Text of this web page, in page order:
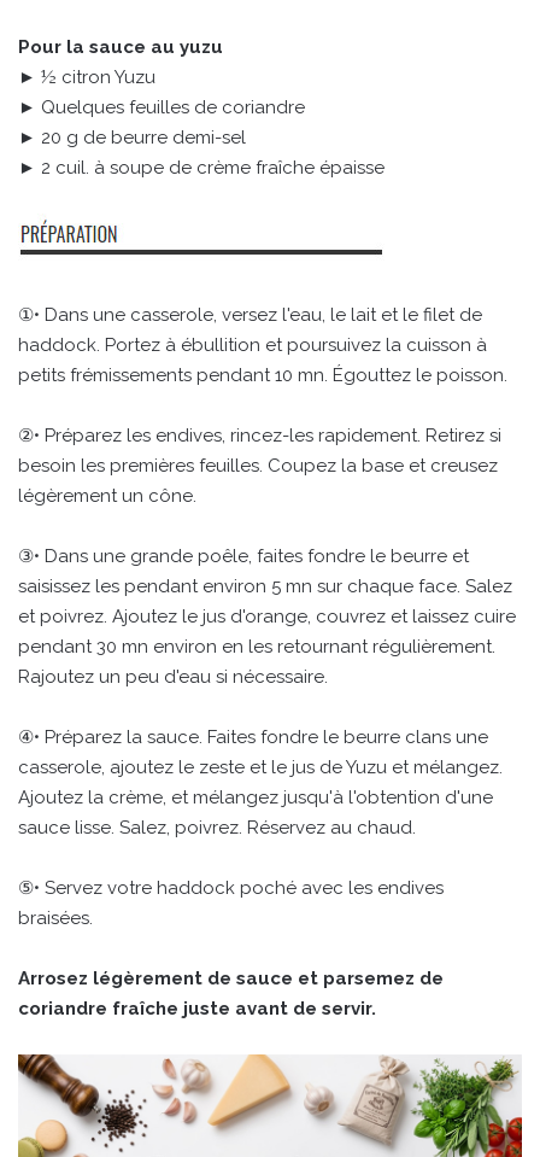
Pour la sauce au yuzu
► ½ citron Yuzu
► Quelques feuilles de coriandre
► 20 g de beurre demi-sel
► 2 cuil. à soupe de crème fraîche épaisse
①• Dans une casserole, versez l'eau, le lait et le filet de
haddock. Portez à ébullition et poursuivez la cuisson à
petits frémissements pendant 10 mn. Égouttez le poisson.
②• Préparez les endives, rincez-les rapidement. Retirez si
besoin les premières feuilles. Coupez la base et creusez
légèrement un cône.
③• Dans une grande poêle, faites fondre le beurre et
saisissez les pendant environ 5 mn sur chaque face. Salez
et poivrez. Ajoutez le jus d'orange, couvrez et laissez cuire
pendant 30 mn environ en les retournant régulièrement.
Rajoutez un peu d'eau si nécessaire.
④• Préparez la sauce. Faites fondre le beurre clans une
casserole, ajoutez le zeste et le jus de Yuzu et mélangez.
Ajoutez la crème, et mélangez jusqu'à l'obtention d'une
sauce lisse. Salez, poivrez. Réservez au chaud.
⑤• Servez votre haddock poché avec les endives
braisées.
Arrosez légèrement de sauce et parsemez de
coriandre fraîche juste avant de servir.